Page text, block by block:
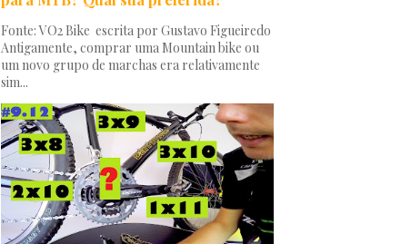
Fonte: VO2 Bike escrita por Gustavo Figueiredo
Antigamente, comprar uma Mountain bike ou
um novo grupo de marchas era relativamente
sim...